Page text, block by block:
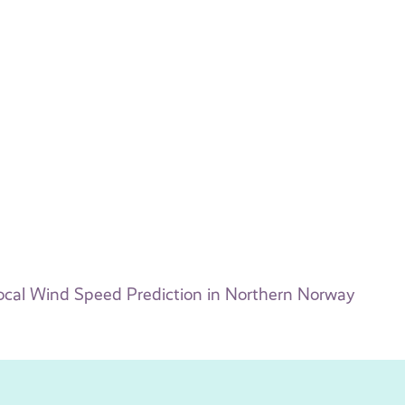
Wind Speed Prediction in Northern Norway